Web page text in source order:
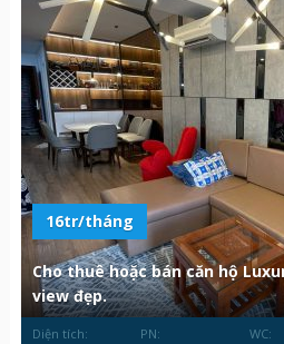
16tr/tháng
Cho thuê hoặc bán căn hộ
view đẹp.
Diện tích:
PN:
WC: